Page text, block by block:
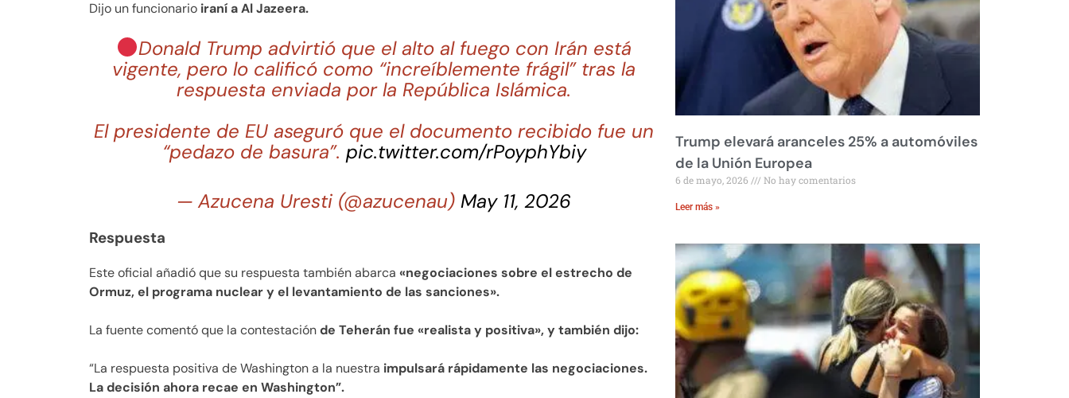
Dijo un funcionario iraní a Al Jazeera.
Donald Trump advirtió que el alto al fuego con Irán está
vigente, pero lo calificó como “increíblemente frágil” tras la
respuesta enviada por la República Islámica.
El presidente de EU aseguró que el documento recibido fue un
“pedazo de basura”. pic.twitter.com/rPoyphYbiy
— Azucena Uresti (@azucenau)May 11, 2026
Respuesta
Este oficial añadió que su respuesta también abarca «negociaciones sobre el estrecho de
Ormuz, el programa nuclear y el levantamiento de las sanciones».
La fuente comentó que la contestaciónde Teherán fue «realista y positiva», y también dijo:
“La respuesta positiva de Washington a la nuestra impulsará rápidamente las negociaciones.
La decisión ahora recae en Washington”.
Trump elevará aranceles 25% a automóviles
de la Unión Europea
6 de mayo, 2026 No hay comentarios
Leer más »